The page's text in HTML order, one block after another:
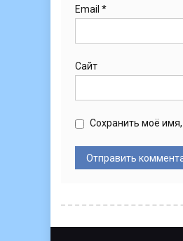
Email *
Сайт
Сохранить моё